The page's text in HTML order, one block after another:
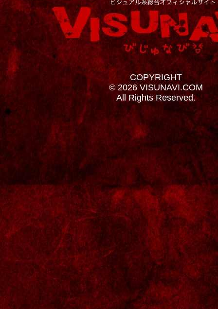
COPYRIGHT
© 2026 VISUNAVI.COM
All Rights Reserved.